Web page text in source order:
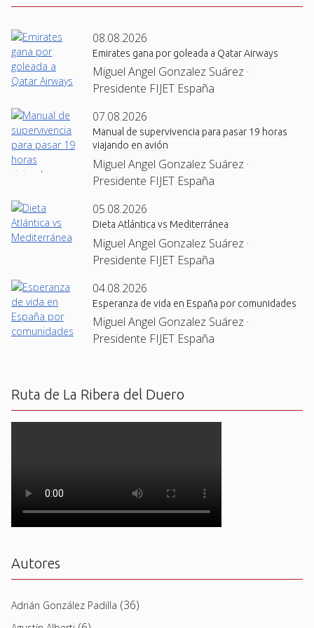
08.08.2026
Emirates gana por goleada a Qatar Airways
Miguel Angel Gonzalez Suárez ·
Presidente FIJET España
07.08.2026
Manual de supervivencia para pasar 19 horas
viajando en avión
Miguel Angel Gonzalez Suárez ·
Presidente FIJET España
05.08.2026
Dieta Atlántica vs Mediterránea
Miguel Angel Gonzalez Suárez ·
Presidente FIJET España
04.08.2026
Esperanza de vida en España por comunidades
Miguel Angel Gonzalez Suárez ·
Presidente FIJET España
Ruta de La Ribera del Duero
Autores
Adrián González Padilla (36)